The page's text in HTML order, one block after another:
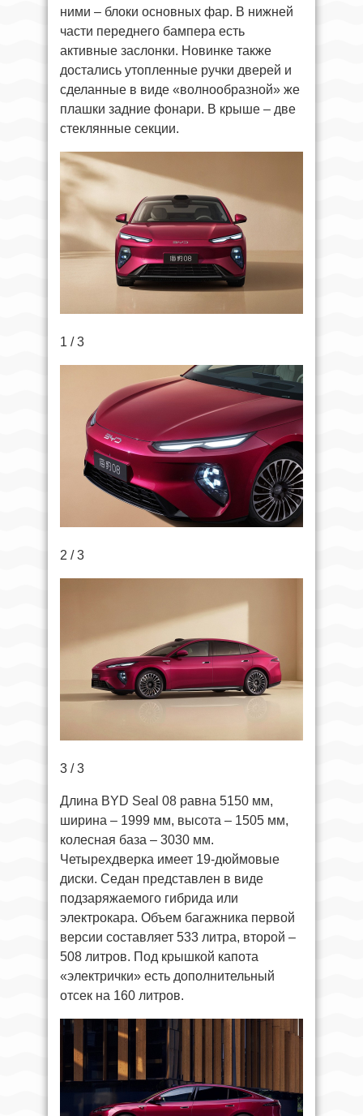
ними – блоки основных фар. В нижней
части переднего бампера есть
активные заслонки. Новинке также
достались утопленные ручки дверей и
сделанные в виде «волнообразной» же
плашки задние фонари. В крыше – две
стеклянные секции.
1 / 3
2 / 3
3 / 3
Длина BYD Seal 08 равна 5150 мм,
ширина – 1999 мм, высота – 1505 мм,
колесная база – 3030 мм.
Четырехдверка имеет 19-дюймовые
диски. Седан представлен в виде
подзаряжаемого гибрида или
электрокара. Объем багажника первой
версии составляет 533 литра, второй –
508 литров. Под крышкой капота
«электрички» есть дополнительный
отсек на 160 литров.